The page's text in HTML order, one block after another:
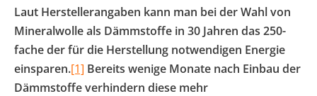
Laut Herstellerangaben kann man bei der Wahl von
Mineralwolle als Dämmstoffe in 30 Jahren das 250-
fache der für die Herstellung notwendigen Energie
einsparen.[1] Bereits wenige Monate nach Einbau der
Dämmstoffe verhindern diese mehr